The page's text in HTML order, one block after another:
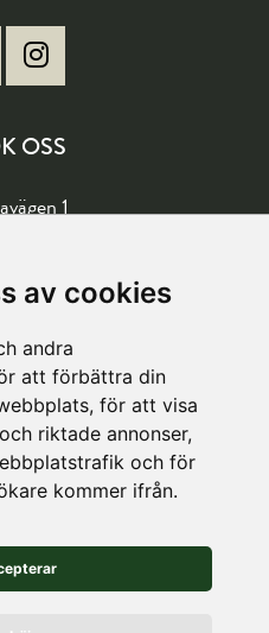
av cookies
andra
att förbättra din
för att visa
riktade annonser,
och för
kommer ifrån.
OSS
1
8